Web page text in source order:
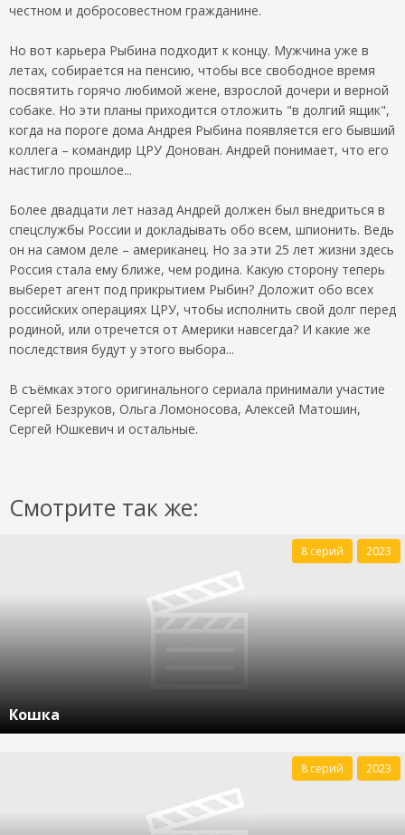
честном и добросовестном гражданине.
Но вот карьера Рыбина подходит к концу. Мужчина уже в
летах, собирается на пенсию, чтобы все свободное время
посвятить горячо любимой жене, взрослой дочери и верной
собаке. Но эти планы приходится отложить "в долгий ящик",
когда на пороге дома Андрея Рыбина появляется его бывший
коллега – командир ЦРУ Донован. Андрей понимает, что его
настигло прошлое...
Более двадцати лет назад Андрей должен был внедриться в
спецслужбы России и докладывать обо всем, шпионить. Ведь
он на самом деле – американец. Но за эти 25 лет жизни здесь
Россия стала ему ближе, чем родина. Какую сторону теперь
выберет агент под прикрытием Рыбин? Доложит обо всех
российских операциях ЦРУ, чтобы исполнить свой долг перед
родиной, или отречется от Америки навсегда? И какие же
последствия будут у этого выбора...
В съёмках этого оригинального сериала принимали участие
Сергей Безруков, Ольга Ломоносова, Алексей Матошин,
Сергей Юшкевич и остальные.
Смотрите так же:
Кошка
8 серий 2023
8 серий 2023